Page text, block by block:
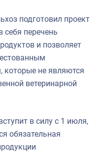
подготовил проект
себя перечень
и позволяет
которые не являются
ветеринарной
в силу с 1 июля,
обязательная